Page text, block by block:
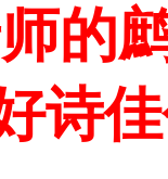
的
诗